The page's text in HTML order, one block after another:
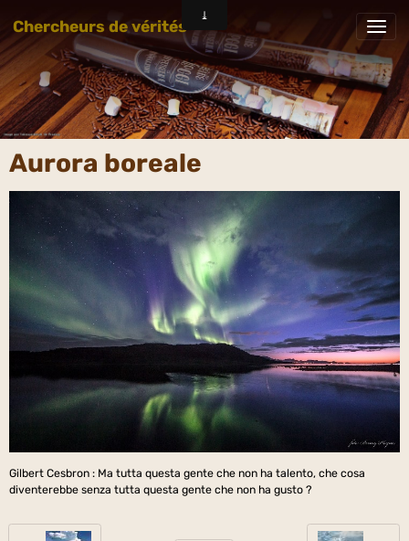
Chercheurs de vérités
Aurora boreale
Gilbert Cesbron : Ma tutta questa gente che non ha talento, che cosa
diventerebbe senza tutta questa gente che non ha gusto ?